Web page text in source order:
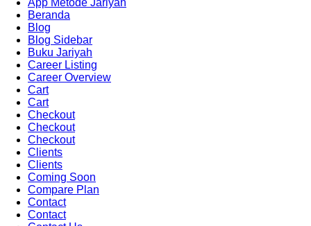
App Metode Jariyah
Beranda
Blog
Blog Sidebar
Buku Jariyah
Career Listing
Career Overview
Cart
Cart
Checkout
Checkout
Checkout
Clients
Clients
Coming Soon
Compare Plan
Contact
Contact